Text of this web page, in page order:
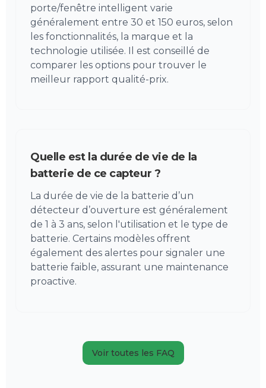
porte/fenêtre intelligent varie
généralement entre 30 et 150 euros, selon
les fonctionnalités, la marque et la
technologie utilisée. Il est conseillé de
comparer les options pour trouver le
meilleur rapport qualité-prix.
Quelle est la durée de vie de la
batterie de ce capteur ?
La durée de vie de la batterie d’un
détecteur d’ouverture est généralement
de 1 à 3 ans, selon l'utilisation et le type de
batterie. Certains modèles offrent
également des alertes pour signaler une
batterie faible, assurant une maintenance
proactive.
Voir toutes les FAQ